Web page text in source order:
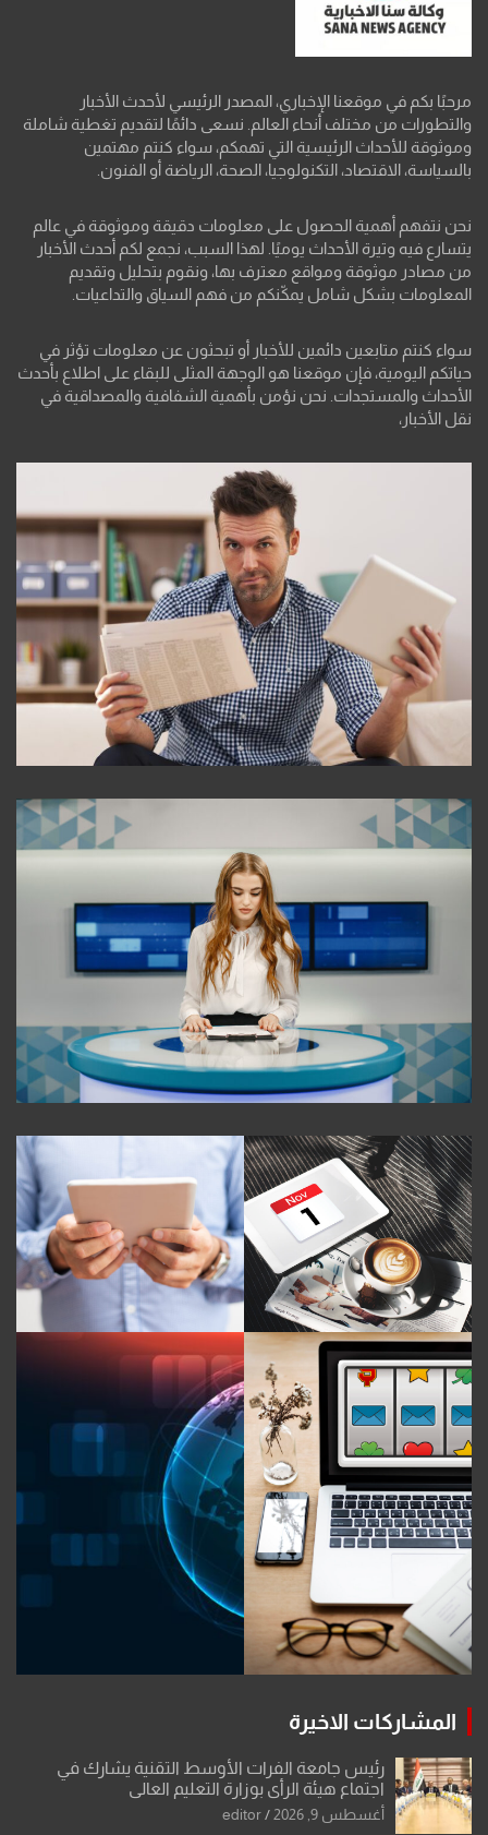
مرحبًا بكم في موقعنا الإخباري، المصدر الرئيسي لأحدث الأخبار
والتطورات من مختلف أنحاء العالم. نسعى دائمًا لتقديم تغطية شاملة
وموثوقة للأحداث الرئيسية التي تهمكم، سواء كنتم مهتمين
بالسياسة، الاقتصاد، التكنولوجيا، الصحة، الرياضة أو الفنون.
نحن نتفهم أهمية الحصول على معلومات دقيقة وموثوقة في عالم
يتسارع فيه وتيرة الأحداث يوميًا. لهذا السبب، نجمع لكم أحدث الأخبار
من مصادر موثوقة ومواقع معترف بها، ونقوم بتحليل وتقديم
المعلومات بشكل شامل يمكّنكم من فهم السياق والتداعيات.
سواء كنتم متابعين دائمين للأخبار أو تبحثون عن معلومات تؤثر في
حياتكم اليومية، فإن موقعنا هو الوجهة المثلى للبقاء على اطلاع بأحدث
الأحداث والمستجدات. نحن نؤمن بأهمية الشفافية والمصداقية في
نقل الأخبار،
المشاركات الاخيرة
رئيس جامعة الفرات الأوسط التقنية يشارك في
اجتماع هيئة الرأي بوزارة التعليم العالي
أغسطس 9, 2026 editor